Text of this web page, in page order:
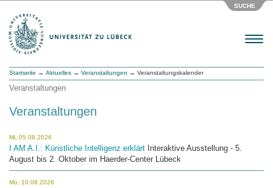
SUCHE
Menu
Startseite → Aktuelles → Veranstaltungen → Veranstaltungskalender
Veranstaltungen
Veranstaltungen
Mi, 05.08.2026
I AM A.I.: Künstliche Intelligenz erklärt Interaktive Ausstellung - 5.
August bis 2. Oktober im Haerder-Center Lübeck
Mo, 10.08.2026